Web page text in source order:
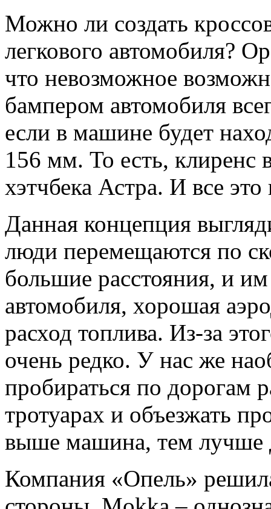
Можно ли создать
легкового автомобиля?
что невозможное
бампером автомобиля
если в машине будет
156 мм. То есть, клиренс
хэтчбека Астра. И все
Данная концепция
люди перемещаются по
большие расстояния, и
автомобиля, хорошая
расход топлива. Из-за
очень редко. У нас же
пробираться по дорогам
тротуарах и объезжать
выше машина, тем лучше
Компания «Опель»